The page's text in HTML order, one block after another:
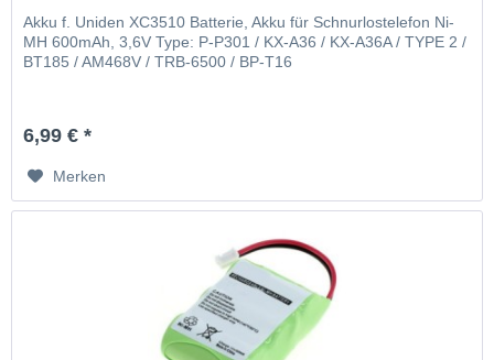
Akku f. Uniden XC3510 Batterie, Akku für Schnurlostelefon Ni-
MH 600mAh, 3,6V Type: P-P301 / KX-A36 / KX-A36A / TYPE 2 /
BT185 / AM468V / TRB-6500 / BP-T16
6,99 € *
Merken